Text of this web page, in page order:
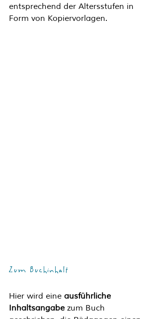
entsprechend der Altersstufen in
Form von Kopiervorlagen.
Zum Buchinhalt
Hier wird eine ausführliche
Inhaltsangabe zum Buch